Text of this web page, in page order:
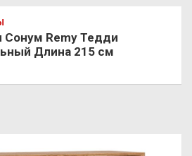
Сонум Remy Тедди
Длина 215 см